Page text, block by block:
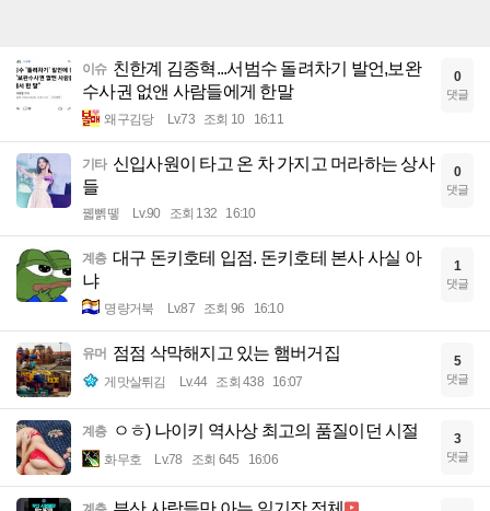
이슈 친한계 김종혁...서범수 돌려차기 발언,보완
수사권 없앤 사람들에게 한말
왜구김당 Lv.73 조회 10 16:11
0
댓글
기타 신입사원이 타고 온 차 가지고 머라하는 상사
들
꿻뻵뗗 Lv.90 조회 132 16:10
0
댓글
계층 대구 돈키호테 입점. 돈키호테 본사 사실 아
냐
명량거북 Lv.87 조회 96 16:10
1
댓글
유머 점점 삭막해지고 있는 햄버거집
게맛살튀김 Lv.44 조회 438 16:07
5
댓글
계층 ㅇㅎ) 나이키 역사상 최고의 품질이던 시절
화무호 Lv.78 조회 645 16:06
3
댓글